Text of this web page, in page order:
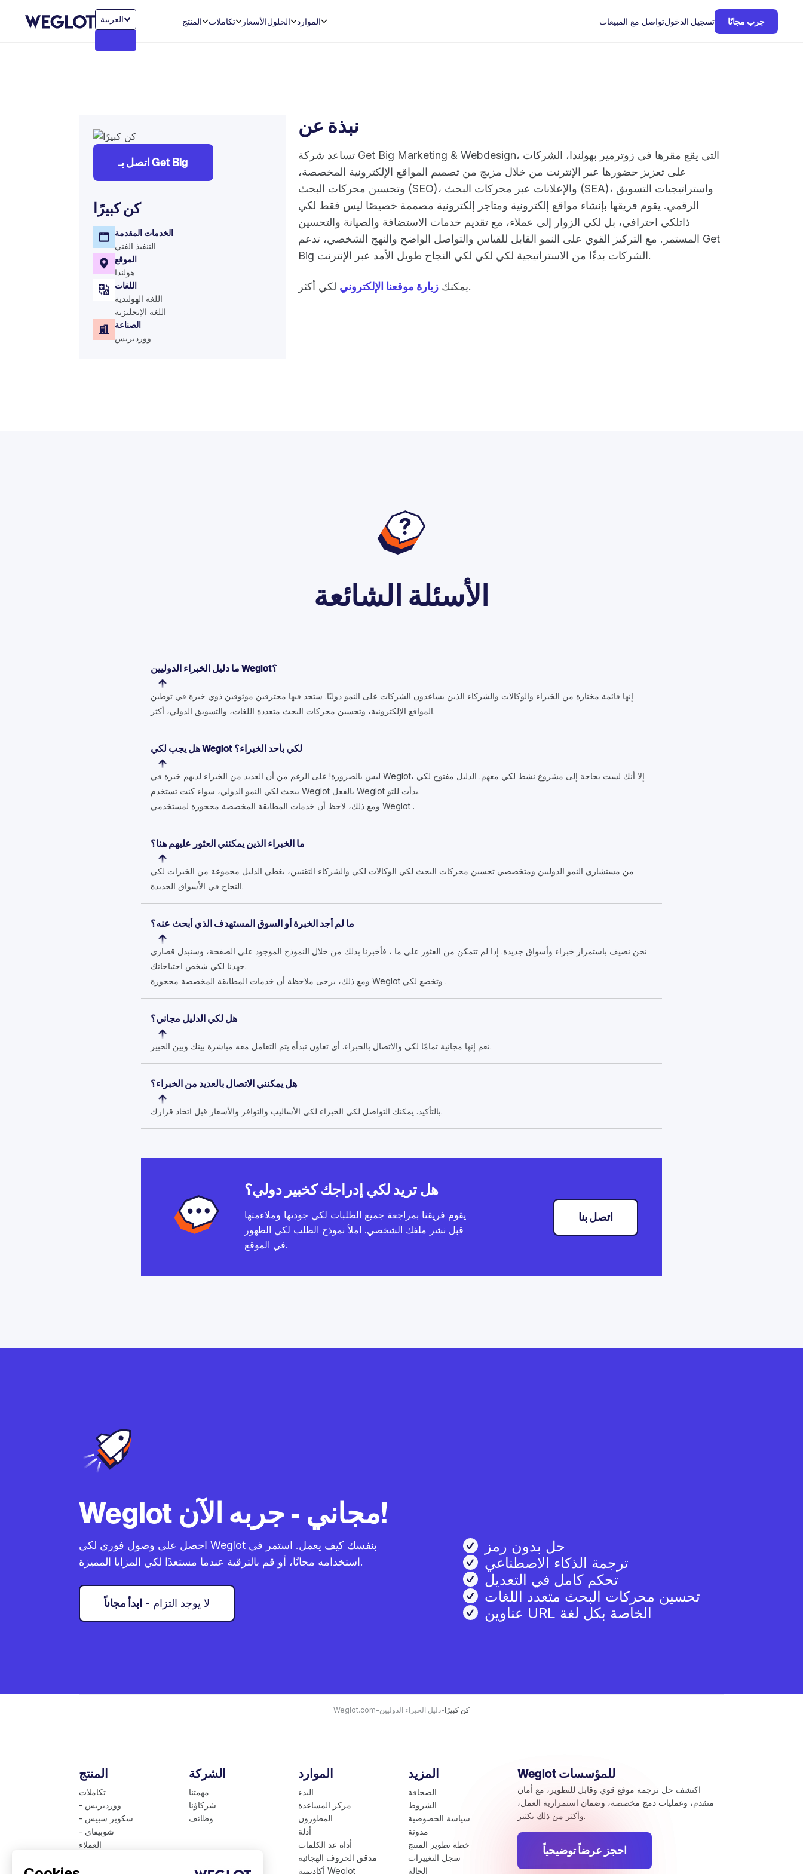
العربية‏ المنتج تكاملات الأسعارالحلول الموارد تواصل مع المبيعاتتسجيل الدخول جرب مجانًا
اتصل بـ Get Big
كن كبيرًا
الخدمات المقدمة
التنفيذ الفني
الموقع
هولندا
اللغات
اللغة الهولندية
اللغة الإنجليزية
الصناعة
ووردبريس
نبذة عن
تساعد شركة Get Big Marketing & Webdesign، التي يقع مقرها في زوترمير بهولندا، الشركات
على تعزيز حضورها عبر الإنترنت من خلال مزيج من تصميم المواقع الإلكترونية المخصصة،
وتحسين محركات البحث (SEO)، والإعلانات عبر محركات البحث (SEA)، واستراتيجيات التسويق
الرقمي. يقوم فريقها بإنشاء مواقع إلكترونية ومتاجر إلكترونية مصممة خصيصًا ليس فقط لكي
ذاتلكي احترافي، بل لكي الزوار إلى عملاء، مع تقديم خدمات الاستضافة والصيانة والتحسين
المستمر. مع التركيز القوي على النمو القابل للقياس والتواصل الواضح والنهج الشخصي، تدعم Get
Big الشركات بدءًا من الاستراتيجية لكي لكي لكي النجاح طويل الأمد عبر الإنترنت.
يمكنك زيارة موقعنا الإلكتروني لكي أكثر.
الأسئلة الشائعة
ما دليل الخبراء الدوليين Weglot؟
إنها قائمة مختارة من الخبراء والوكالات والشركاء الذين يساعدون الشركات على النمو دوليًا. ستجد فيها محترفين موثوقين ذوي خبرة في توطين
المواقع الإلكترونية، وتحسين محركات البحث متعددة اللغات، والتسويق الدولي، أكثر.
هل يجب لكي Weglot لكي بأحد الخبراء؟
ليس بالضرورة! على الرغم من أن العديد من الخبراء لديهم خبرة في Weglot، إلا أنك لست بحاجة إلى مشروع نشط لكي معهم. الدليل مفتوح لكي
يبحث لكي النمو الدولي، سواء كنت تستخدم Weglot بالفعل Weglot بدأت للتو.
ومع ذلك، لاحظ أن خدمات المطابقة المخصصة محجوزة لمستخدمي Weglot .
ما الخبراء الذين يمكنني العثور عليهم هنا؟
من مستشاري النمو الدوليين ومتخصصي تحسين محركات البحث لكي الوكالات لكي والشركاء التقنيين، يغطي الدليل مجموعة من الخبرات لكي
النجاح في الأسواق الجديدة.
ما لم أجد الخبرة أو السوق المستهدف الذي أبحث عنه؟
نحن نضيف باستمرار خبراء وأسواق جديدة. إذا لم تتمكن من العثور على ما ، فأخبرنا بذلك من خلال النموذج الموجود على الصفحة، وسنبذل قصارى
جهدنا لكي شخص احتياجاتك.
ومع ذلك، يرجى ملاحظة أن خدمات المطابقة المخصصة محجوزة Weglot وتخضع لكي .
هل لكي الدليل مجاني؟
نعم إنها مجانية تمامًا لكي والاتصال بالخبراء. أي تعاون تبدأه يتم التعامل معه مباشرة بينك وبين الخبير.
هل يمكنني الاتصال بالعديد من الخبراء؟
بالتأكيد. يمكنك التواصل لكي الخبراء لكي الأساليب والتوافر والأسعار قبل اتخاذ قرارك.
هل تريد لكي إدراجك كخبير دولي؟
يقوم فريقنا بمراجعة جميع الطلبات لكي جودتها وملاءمتها
قبل نشر ملفك الشخصي. املأ نموذج الطلب لكي الظهور
في الموقع.
اتصل بنا
Weglot مجاني - جربه الآن!
احصل على وصول فوري لكي Weglot بنفسك كيف يعمل. استمر في
استخدامه مجانًا، أو قم بالترقية عندما مستعدًا لكي المزايا المميزة.
ابدأ مجاناً - لا يوجد التزام
حل بدون رمز
ترجمة الذكاء الاصطناعي
تحكم كامل في التعديل
تحسين محركات البحث متعدد اللغات
عناوين URL الخاصة بكل لغة
Weglot.com-دليل الخبراء الدوليين-كن كبيرًا
المنتج
تكاملات
- ووردبريس
- سكوير سبيس
- شوبيفاي
العملاء
اللغات المتوفرة
الشركة
مهمتنا
شركاؤنا
وظائف
الموارد
البدء
مركز المساعدة
المطورون
أدلة
أداة عد الكلمات
مدقق الحروف الهجائية
أكاديمية Weglot
المزيد
الصحافة
الشروط
سياسة الخصوصية
مدونة
خطة تطوير المنتج
سجل التغييرات
الحالة
Weglot للمؤسسات
اكتشف حل ترجمة موقع قوي وقابل للتطوير، مع أمان
متقدم، وعمليات دمج مخصصة، وضمان استمرارية العمل،
وأكثر من ذلك بكثير.
احجز عرضاً توضيحياً